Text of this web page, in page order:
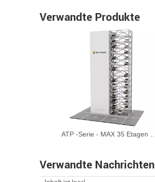
Verwandte Produkte
Verwandte Nachrichten